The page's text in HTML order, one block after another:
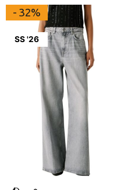
SS '26
- 32%